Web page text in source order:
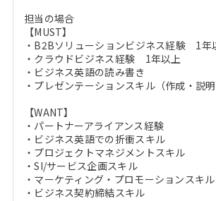
担当の場合
【MUST】
・B2Bソリューションビジネス経験 1年
・クラウドビジネス経験 1年以上
・ビジネス英語の読み書き
・プレゼンテーションスキル（作成・説明
【WANT】
・パートナーアライアンス経験
・ビジネス英語での折衝スキル
・プロジェクトマネジメントスキル
・SI/サービス企画スキル
・マーケティング・プロモーションスキル
・ビジネス契約締結スキル